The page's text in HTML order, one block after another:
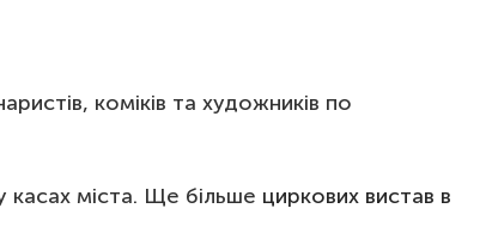
коміків та художників по
касах міста. Ще більше циркових вистав в